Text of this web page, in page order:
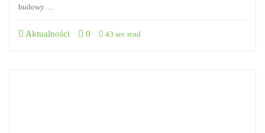
budowy….
Aktualności 0 43 sec read